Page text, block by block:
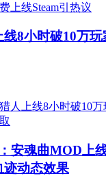
线8小时破10万
安魂曲MOD上
迹动态效果